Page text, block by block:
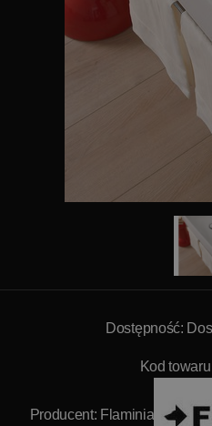
Dostępność:
Kod
Producent: Flaminia